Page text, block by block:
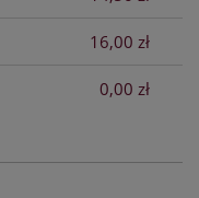
16,00 zł
0,00 zł